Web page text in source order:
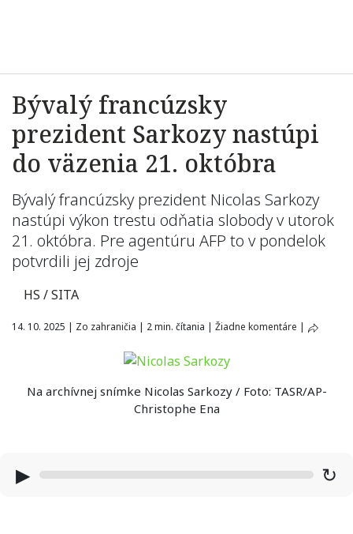
Bývalý francúzsky
prezident Sarkozy nastúpi
do väzenia 21. októbra
Bývalý francúzsky prezident Nicolas Sarkozy
nastúpi výkon trestu odňatia slobody v utorok
21. októbra. Pre agentúru AFP to v pondelok
potvrdili jej zdroje
HS / SITA
14. 10. 2025 | Zo zahraničia | 2 min. čítania | Žiadne komentáre |
Na archívnej snímke Nicolas Sarkozy / Foto: TASR/AP-
Christophe Ena
▶ ↻